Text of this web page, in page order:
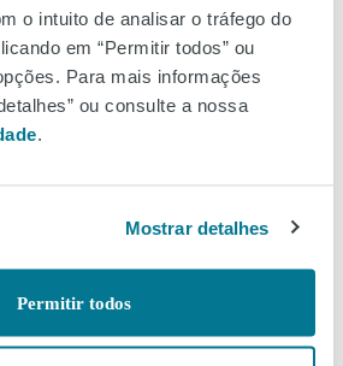
o intuito de analisar o tráfego do
em “Permitir todos” ou
Para mais informações
ou consulte a nossa
.
Mostrar detalhes
Permitir todos